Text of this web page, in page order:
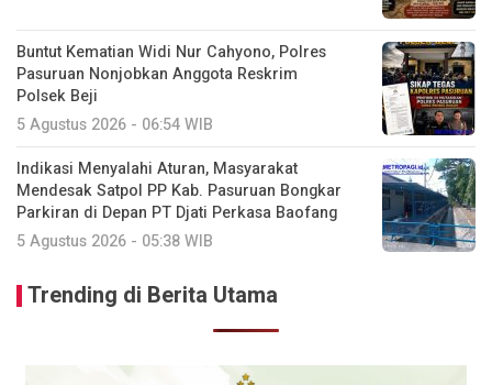
Buntut Kematian Widi Nur Cahyono, Polres
Pasuruan Nonjobkan Anggota Reskrim
Polsek Beji
5 Agustus 2026 - 06:54 WIB
Indikasi Menyalahi Aturan, Masyarakat
Mendesak Satpol PP Kab. Pasuruan Bongkar
Parkiran di Depan PT Djati Perkasa Baofang
5 Agustus 2026 - 05:38 WIB
Trending di Berita Utama